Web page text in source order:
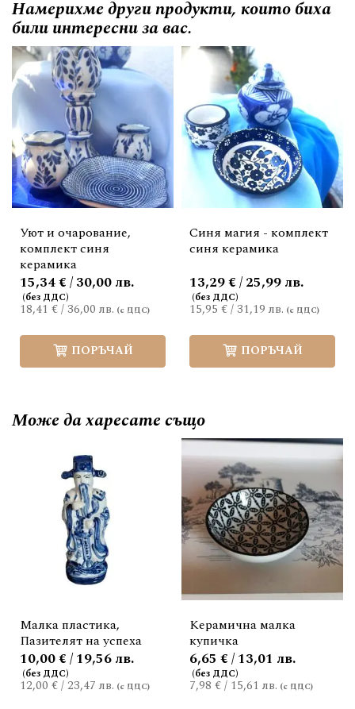
Намерихме други продукти, които биха
били интересни за вас.
Уют и очарование,
комплект синя
керамика
18,41 €/ 36,00 лв.
15,34 € / 30,00 лв.
ПОРЪЧАЙ
Синя магия - комплект
синя керамика
15,95 €/ 31,19 лв.
13,29 € / 25,99 лв.
ПОРЪЧАЙ
Може дахаресате също
Малка пластика,
Пазителят на успеха
12,00 €/23,47 лв.
10,00 € / 19,56 лв.
Керамична малка
купичка
7,98 €/ 15,61 лв.
6,65 € / 13,01 лв.